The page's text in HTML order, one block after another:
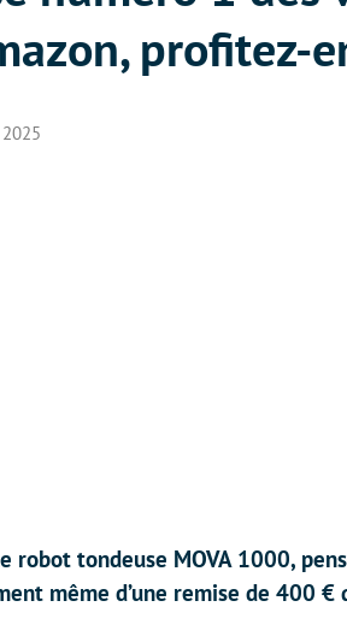
profitez-
robot tondeuse MOVA 1000,
même d’une remise de 400 €